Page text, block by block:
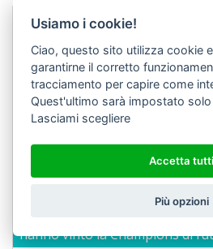
hanno vinto la Champions di
Usiamo i cookie!
Ciao, questo sito utilizza cookie
garantirne il corretto
tracciamento per capire come
Quest'ultimo sarà impostato
Lasciami scegliere
Accetta tutti
Più opzioni